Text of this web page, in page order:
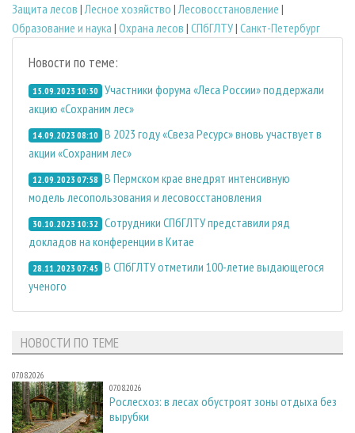
Защита лесов |Лесное хозяйство |Лесовосстановление |
Образование и наука | Охрана лесов | СПбГЛТУ| Санкт-Петербург
Новости по теме:
15.09.2023 10:30 Участники форума «Леса России» поддержали
акцию «Сохраним лес»
14.09.2023 08:10 В 2023 году «Свеза Ресурс» вновь участвует в
акции «Сохраним лес»
12.09.2023 07:58 В Пермском крае внедрят интенсивную
модель лесопользования и лесовосстановления
30.10.2023 10:32 Сотрудники СПбГЛТУ представили ряд
докладов на конференции в Китае
28.11.2023 07:45 В СПбГЛТУ отметили 100-летие выдающегося
ученого
НОВОСТИ ПО ТЕМЕ
07.08.2026
07.08.2026
Рослесхоз: в лесах обустроят зоны отдыха без
вырубки